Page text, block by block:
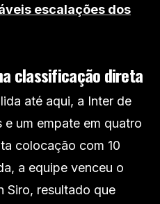
escalações dos
classificação direta
até aqui, a Inter de
um empate em quatro
colocação com 10
a equipe venceu o
Siro, resultado que